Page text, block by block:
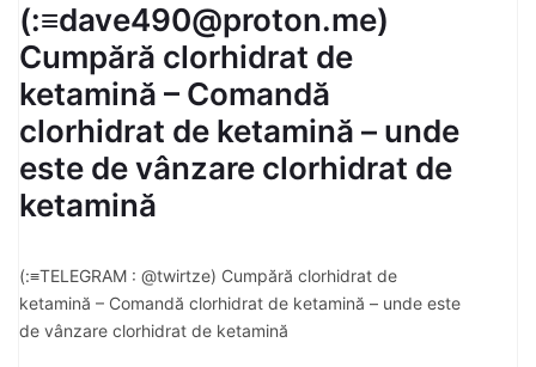
(:≡dave490@proton.me)
Cumpără clorhidrat de
ketamină – Comandă
clorhidrat de ketamină – unde
este de vânzare clorhidrat de
ketamină
(:≡TELEGRAM : @twirtze) Cumpără clorhidrat de
ketamină – Comandă clorhidrat de ketamină – unde este
de vânzare clorhidrat de ketamină